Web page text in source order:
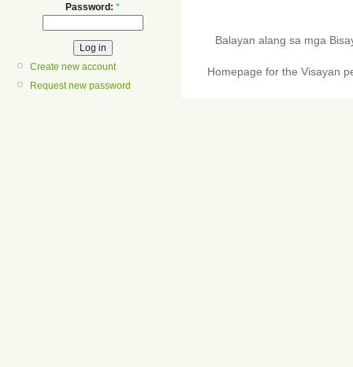
Password: *
Create new account
Request new password
Balayan alang sa mga
Homepage for the Visayan